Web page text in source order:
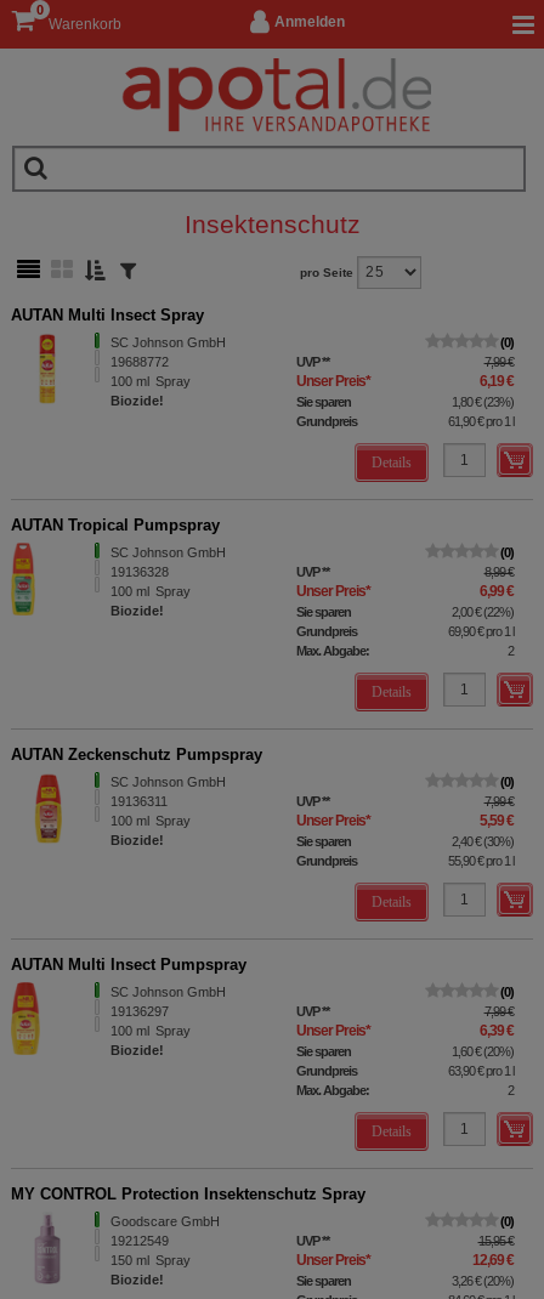
Anmelden
Warenkorb
0
Insektenschutz
pro Seite
AUTAN Multi Insect Spray
SC Johnson GmbH
19688772
100 ml Spray
Biozide!
0
UVP** 7,99 €
Unser Preis* 6,19 €
Sie sparen 1,80 €(23%)
Grundpreis
61,90 €pro 1 l
Details
AUTAN Tropical Pumpspray
SC Johnson GmbH
19136328
100 ml Spray
Biozide!
0
UVP** 8,99 €
Unser Preis* 6,99 €
Sie sparen 2,00 €(22%)
Grundpreis
69,90 €pro 1 l
Max. Abgabe:
2
Details
AUTAN Zeckenschutz Pumpspray
SC Johnson GmbH
19136311
100 ml Spray
Biozide!
0
UVP** 7,99 €
Unser Preis* 5,59 €
Sie sparen 2,40 €(30%)
Grundpreis
55,90 €pro 1 l
Details
AUTAN Multi Insect Pumpspray
SC Johnson GmbH
19136297
100 ml Spray
Biozide!
0
UVP** 7,99 €
Unser Preis* 6,39 €
Sie sparen 1,60 €(20%)
Grundpreis
63,90 €pro 1 l
Max. Abgabe:
2
Details
MY CONTROL Protection Insektenschutz Spray
Goodscare GmbH
19212549
150 ml Spray
Biozide!
0
UVP** 15,95 €
Unser Preis* 12,69 €
Sie sparen 3,26 €(20%)